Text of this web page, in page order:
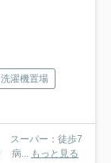
濯機置場
スーパー：徒歩7
病...
もっと見る